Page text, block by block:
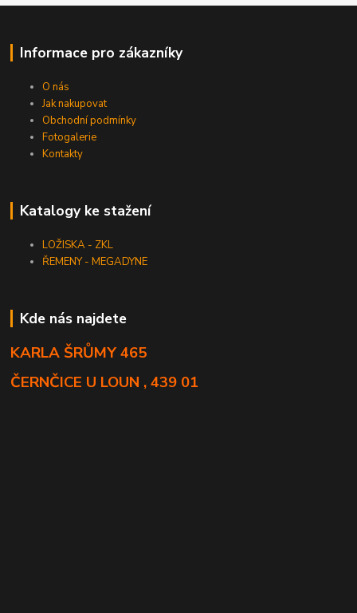
Informace pro zákazníky
O nás
Jak nakupovat
Obchodní podmínky
Fotogalerie
Kontakty
Katalogy ke stažení
LOŽISKA - ZKL
ŘEMENY - MEGADYNE
Kde nás najdete
KARLA ŠRŮMY 465
ČERNČICE U LOUN , 439 01